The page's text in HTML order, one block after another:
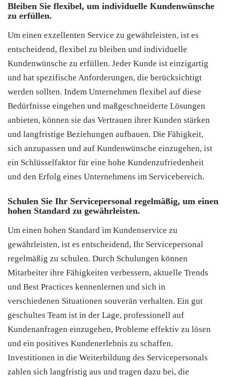
Bleiben Sie flexibel, um individuelle Kundenwünsche
zu erfüllen.
Um einen exzellenten Service zu gewährleisten, ist es
entscheidend, flexibel zu bleiben und individuelle
Kundenwünsche zu erfüllen. Jeder Kunde ist einzigartig
und hat spezifische Anforderungen, die berücksichtigt
werden sollten. Indem Unternehmen flexibel auf diese
Bedürfnisse eingehen und maßgeschneiderte Lösungen
anbieten, können sie das Vertrauen ihrer Kunden stärken
und langfristige Beziehungen aufbauen. Die Fähigkeit,
sich anzupassen und auf Kundenwünsche einzugehen, ist
ein Schlüsselfaktor für eine hohe Kundenzufriedenheit
und den Erfolg eines Unternehmens im Servicebereich.
Schulen Sie Ihr Servicepersonal regelmäßig, um einen
hohen Standard zu gewährleisten.
Um einen hohen Standard im Kundenservice zu
gewährleisten, ist es entscheidend, Ihr Servicepersonal
regelmäßig zu schulen. Durch Schulungen können
Mitarbeiter ihre Fähigkeiten verbessern, aktuelle Trends
und Best Practices kennenlernen und sich in
verschiedenen Situationen souverän verhalten. Ein gut
geschultes Team ist in der Lage, professionell auf
Kundenanfragen einzugehen, Probleme effektiv zu lösen
und ein positives Kundenerlebnis zu schaffen.
Investitionen in die Weiterbildung des Servicepersonals
zahlen sich langfristig aus und tragen dazu bei, die